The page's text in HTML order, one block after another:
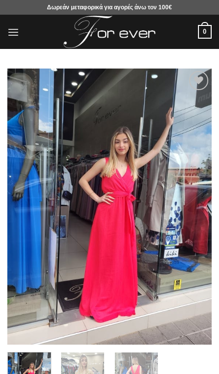
περιεχόμενο
Δωρεάν μεταφορικά για αγορές άνω τον 100€
0
Προσθήκη
στα
αγαπημένα